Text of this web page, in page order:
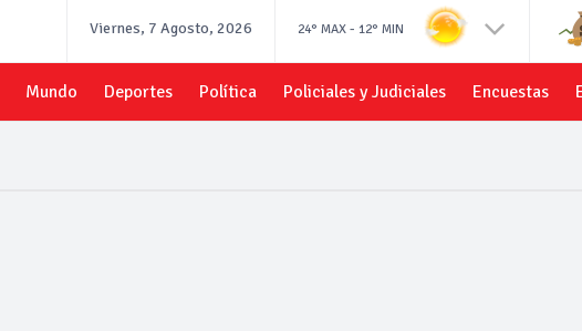
Viernes, 7 Agosto, 2026 24° MAX - 12° MIN
Mundo Deportes Política Policiales y Judiciales Encuestas